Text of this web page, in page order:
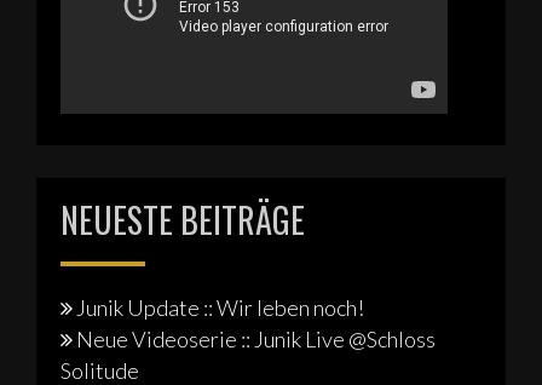
NEUESTE BEITRÄGE
Junik Update :: Wir leben noch!
Neue Videoserie :: Junik Live @Schloss
Solitude